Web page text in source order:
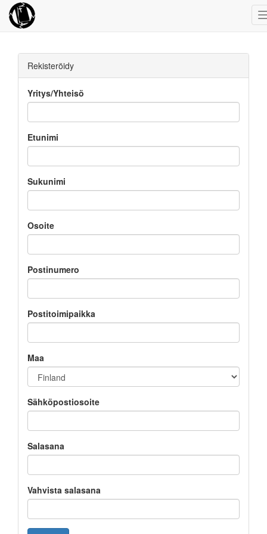
Rekisteröidy
Yritys/Yhteisö
Etunimi
Sukunimi
Osoite
Postinumero
Postitoimipaikka
Maa
Sähköpostiosoite
Salasana
Vahvista salasana